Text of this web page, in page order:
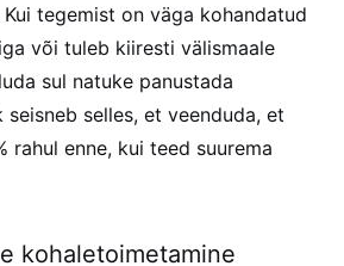
Kui tegemist on väga kohandatud
või tuleb kiiresti välismaale
sul natuke panustada
seisneb selles, et veenduda, et
rahul enne, kui teed suurema
kohaletoimetamine